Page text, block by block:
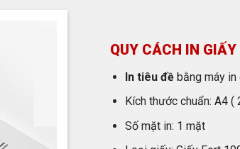
QUY CÁCH IN
In tiêu đềbằng máy in
Kích thước chuẩn: A4 (
Số mặt in: 1 mặt